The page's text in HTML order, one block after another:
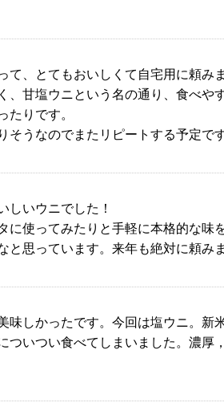
、とてもおいしくて自宅用に頼みま
、甘塩ウニという名の通り、食べや
りです。
そうなのでまたリピートする予定です
しいウニでした！
に使ってみたりと手軽に本格的な味
と思っています。来年も絶対に頼みま
味しかったです。今回は塩ウニ。新
ついつい食べてしまいました。濃厚